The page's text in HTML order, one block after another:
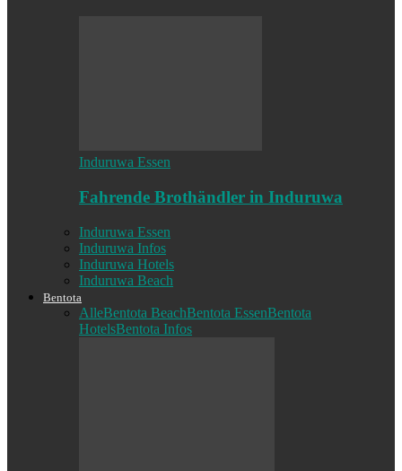
Induruwa Essen
Fahrende Brothändler in Induruwa
Induruwa Essen
Induruwa Infos
Induruwa Hotels
Induruwa Beach
Bentota
AlleBentota BeachBentota EssenBentota
HotelsBentota Infos